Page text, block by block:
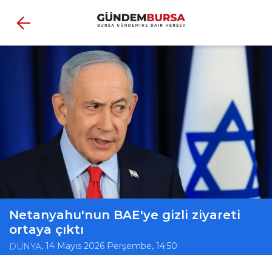
Netanyahu'nun BAE'ye gizli ziyareti
ortaya çıktı
DÜNYA, 14 Mayıs 2026 Perşembe, 14:50